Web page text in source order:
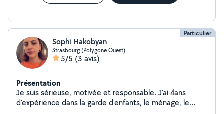
Particulier
Sophi Hakobyan
Strasbourg (Polygone Ouest)
5/5 (3 avis)
Présentation
Je suis sérieuse, motivée et responsable. J'ai 4ans
d'expérience dans la garde d'enfants, le ménage, le